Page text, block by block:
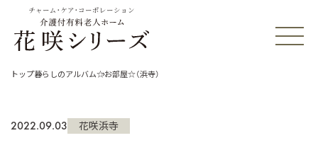
チャーム・ケア・コーポレーション
トップ暮らしのアルバム☆お部屋☆（浜寺）
2022.09.03 花咲浜寺